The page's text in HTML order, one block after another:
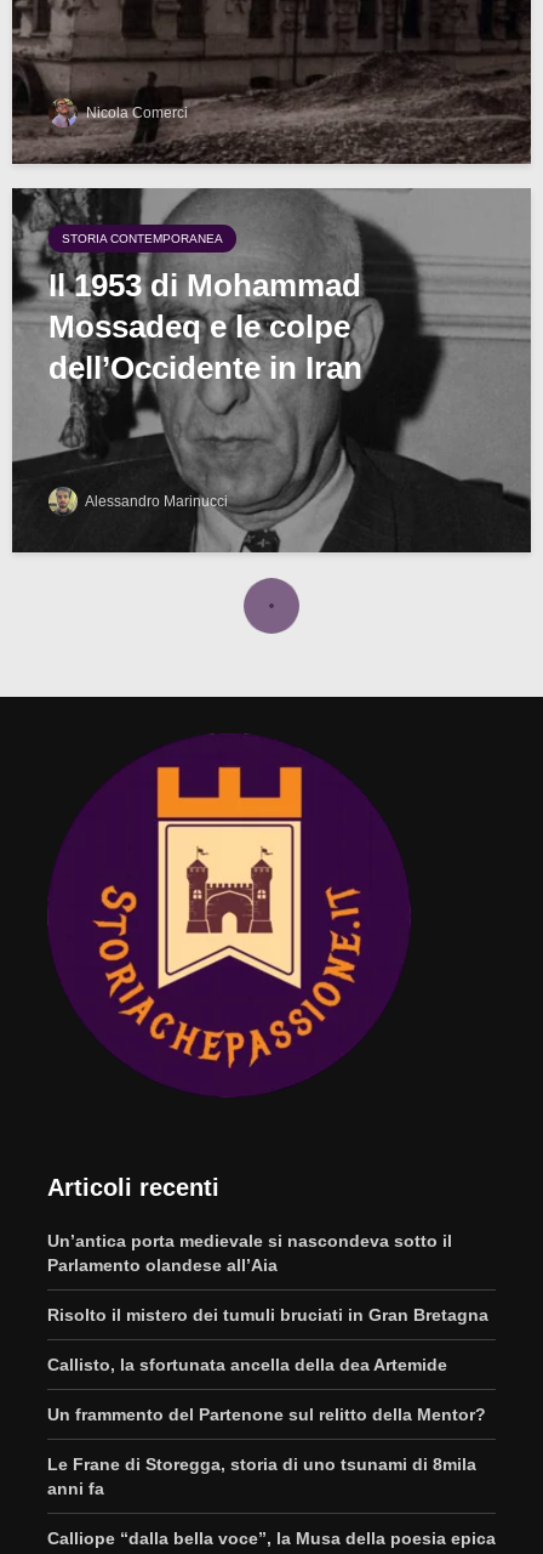
Nicola Comerci
STORIA CONTEMPORANEA
Il 1953 di Mohammad
Mossadeq e le colpe
dell’Occidente in Iran
Alessandro Marinucci
Articoli recenti
Un’antica porta medievale si nascondeva sotto il
Parlamento olandese all’Aia
Risolto il mistero dei tumuli bruciati in Gran Bretagna
Callisto, la sfortunata ancella della dea Artemide
Un frammento del Partenone sul relitto della Mentor?
Le Frane di Storegga, storia di uno tsunami di 8mila
anni fa
Calliope “dalla bella voce”, la Musa della poesia epica